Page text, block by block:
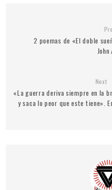
2 poemas de «El doble
Next
«La guerra deriva siempre en la
y saca lo peor que este tiene».